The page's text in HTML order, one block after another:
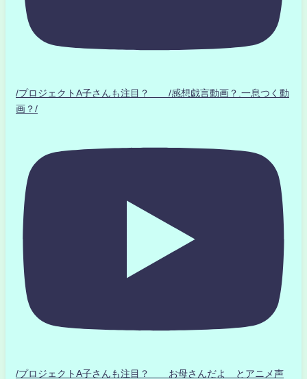
/プロジェクトA子さんも注目？ /感想戯言動画？.一息つく動
画？/
/プロジェクトA子さんも注目？ お母さんだよ とアニメ声